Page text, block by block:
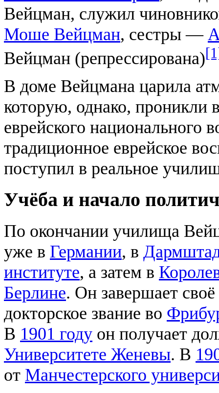
Вейцман, служил
Моше Вейцман, сестры —
Вейцман (репрессирована)
В доме Вейцмана царила
которую, однако, проникли
еврейского национального
традиционное еврейское
поступил в реальное
Учёба и начало
По окончании училища
уже в Германии, в
институте, а затем в
Берлине. Он завершает
докторское звание во
В 1901 году он получает
Университете Женевы. В
от Манчестерского